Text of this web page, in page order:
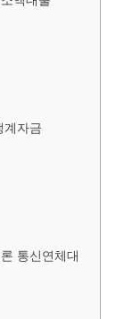
계자금
통신연체대